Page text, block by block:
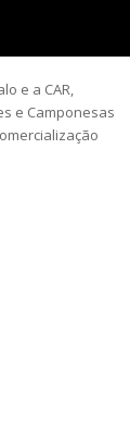
e a CAR,
e Camponesas